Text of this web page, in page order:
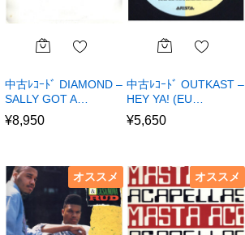
中古ﾚｺｰﾄﾞ DIAMOND –
SALLY GOT A…
¥8,950
中古ﾚｺｰﾄﾞ OUTKAST –
HEY YA! (EU…
¥5,650
オススメ オススメ